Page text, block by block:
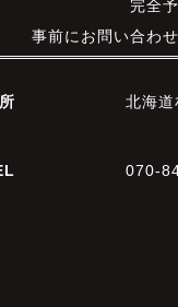
完全
事前にお問い合わ
北海
070-